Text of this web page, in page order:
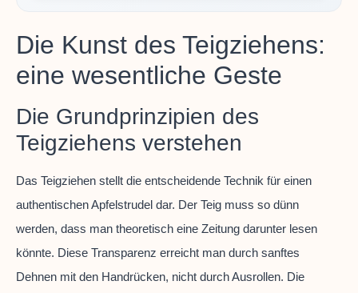
Die Kunst des Teigziehens:
eine wesentliche Geste
Die Grundprinzipien des
Teigziehens verstehen
Das Teigziehen stellt die entscheidende Technik für einen
authentischen Apfelstrudel dar. Der Teig muss so dünn
werden, dass man theoretisch eine Zeitung darunter lesen
könnte. Diese Transparenz erreicht man durch sanftes
Dehnen mit den Handrücken, nicht durch Ausrollen. Die